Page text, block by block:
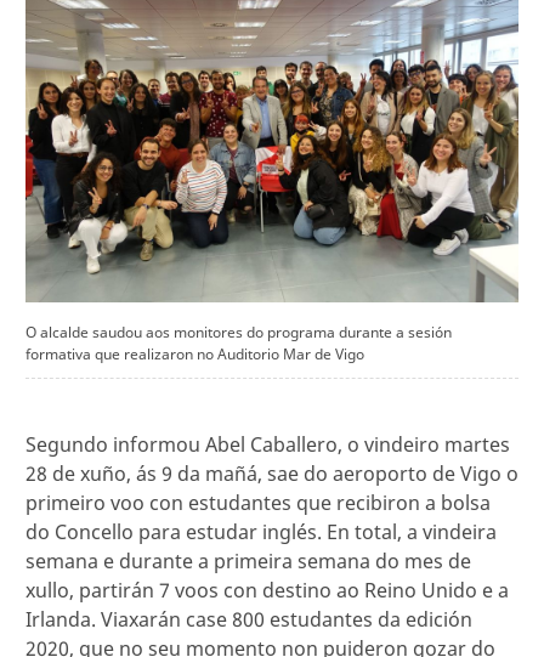
O alcalde saudou aos monitores do programa durante a sesión
formativa que realizaron no Auditorio Mar de Vigo
Segundo informou Abel Caballero, o vindeiro martes
28 de xuño, ás 9 da mañá, sae do aeroporto de Vigo o
primeiro voo con estudantes que recibiron a bolsa
do Concello para estudar inglés. En total, a vindeira
semana e durante a primeira semana do mes de
xullo, partirán 7 voos con destino ao Reino Unido e a
Irlanda. Viaxarán case 800 estudantes da edición
2020, que no seu momento non puideron gozar do